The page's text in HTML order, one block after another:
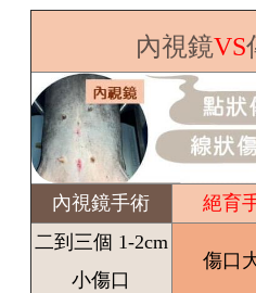
內視鏡VS
內視鏡手術 絕育
二到三個 1-2cm
小傷口
傷口